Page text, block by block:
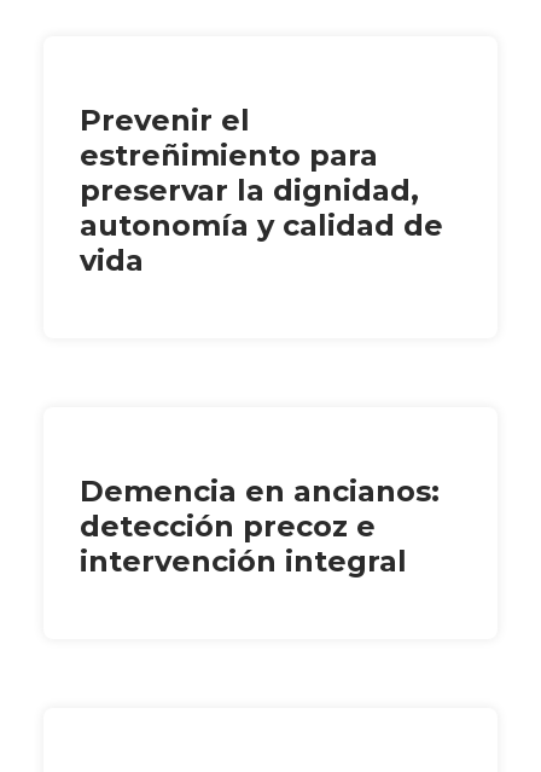
Prevenir el
estreñimiento para
preservar la dignidad,
autonomía y calidad de
vida
Demencia en ancianos:
detección precoz e
intervención integral